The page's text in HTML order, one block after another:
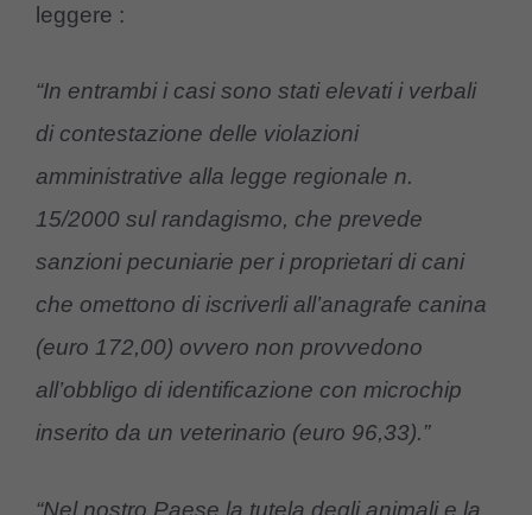
leggere :
“In entrambi i casi sono stati elevati i verbali
di contestazione delle violazioni
amministrative alla legge regionale n.
15/2000 sul randagismo, che prevede
sanzioni pecuniarie per i proprietari di cani
che omettono di iscriverli all’anagrafe canina
(euro 172,00) ovvero non provvedono
all’obbligo di identificazione con microchip
inserito da un veterinario (euro 96,33).”
“Nel nostro Paese la tutela degli animali e la